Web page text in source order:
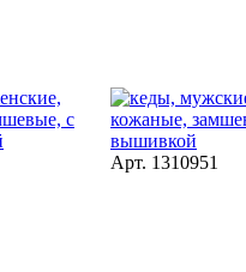
Арт. 1310951